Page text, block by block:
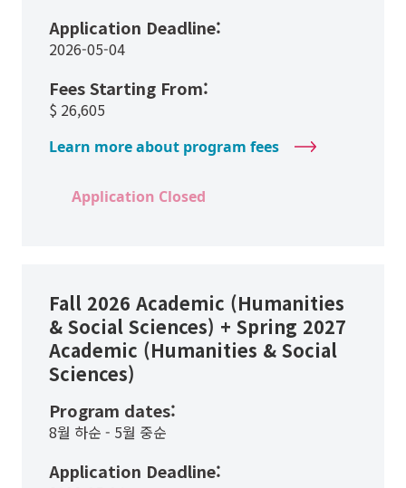
Application Deadline:
2026-05-04
Fees Starting From:
$ 26,605
Learn more about program fees
Application Closed
Fall 2026 Academic (Humanities
& Social Sciences) + Spring 2027
Academic (Humanities & Social
Sciences)
Program dates:
8월 하순 - 5월 중순
Application Deadline: